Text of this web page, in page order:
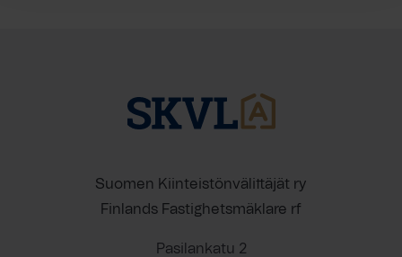
Suomen Kiinteistönvälittäjät ry
Finlands Fastighetsmäklare rf
Pasilankatu 2